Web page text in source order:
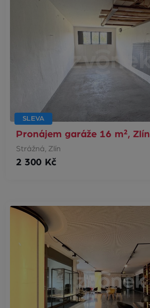
SLEVA
Pronájem garáže 16 m², Zlín
Strážná, Zlín
2 300 Kč